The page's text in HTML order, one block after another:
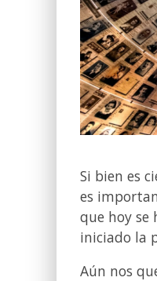
Si bien es
es
que hoy se
iniciado la
Aún nos